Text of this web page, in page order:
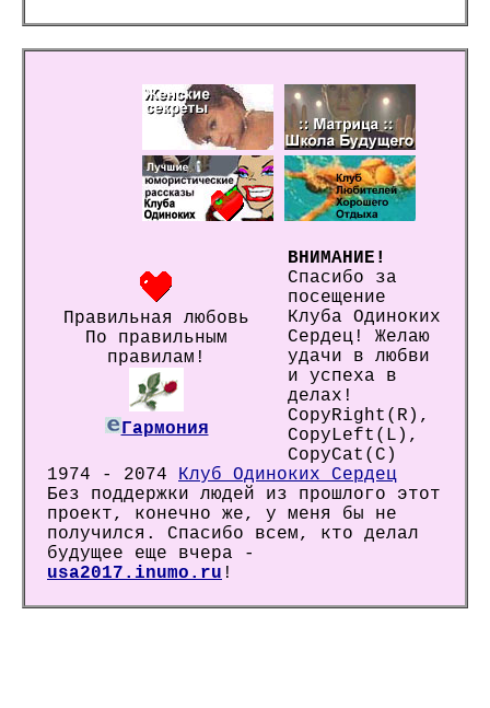
Правильная любовь
По правильным
правилам!
Гармония
ВНИМАНИЕ!
Спасибо за
посещение
Клуба Одиноких
Сердец! Желаю
удачи в любви
и успеха в
делах!
CopyRight(R),
CopyLeft(L),
CopyCat(C)
1974 - 2074 Клуб Одиноких Сердец
Без поддержки людей из прошлого этот
проект, конечно же, у меня бы не
получился. Спасибо всем, кто делал
будущее еще вчера -
usa2017.inumo.ru !